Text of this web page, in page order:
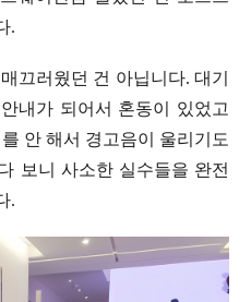
.
끄러웠던 건 아닙니다. 대기
내가 되어서 혼동이 있었고
안 해서 경고음이 울리기도
보니 사소한 실수들을 완전
.